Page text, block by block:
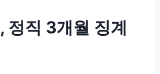
정직 3개월 징계